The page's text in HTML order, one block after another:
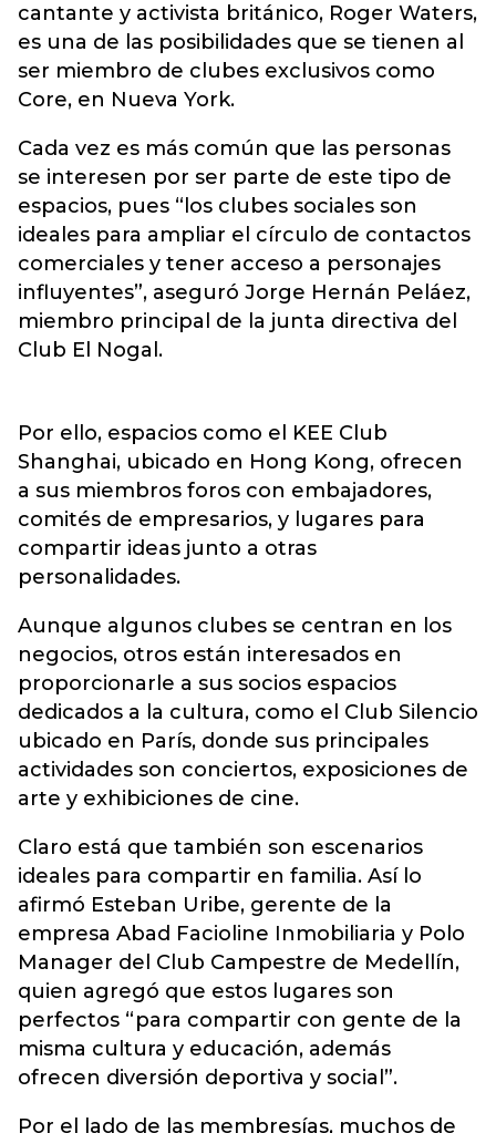
cantante y activista británico, Roger Waters,
es una de las posibilidades que se tienen al
ser miembro de clubes exclusivos como
Core, en Nueva York.
Cada vez es más común que las personas
se interesen por ser parte de este tipo de
espacios, pues “los clubes sociales son
ideales para ampliar el círculo de contactos
comerciales y tener acceso a personajes
influyentes”, aseguró Jorge Hernán Peláez,
miembro principal de la junta directiva del
Club El Nogal.
Por ello, espacios como el KEE Club
Shanghai, ubicado en Hong Kong, ofrecen
a sus miembros foros con embajadores,
comités de empresarios, y lugares para
compartir ideas junto a otras
personalidades.
Aunque algunos clubes se centran en los
negocios, otros están interesados en
proporcionarle a sus socios espacios
dedicados a la cultura, como el Club Silencio
ubicado en París, donde sus principales
actividades son conciertos, exposiciones de
arte y exhibiciones de cine.
Claro está que también son escenarios
ideales para compartir en familia. Así lo
afirmó Esteban Uribe, gerente de la
empresa Abad Facioline Inmobiliaria y Polo
Manager del Club Campestre de Medellín,
quien agregó que estos lugares son
perfectos “para compartir con gente de la
misma cultura y educación, además
ofrecen diversión deportiva y social”.
Por el lado de las membresías, muchos de